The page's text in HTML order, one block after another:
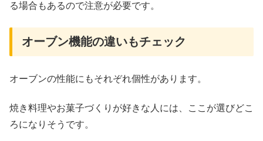
る場合もあるので注意が必要です。
オーブン機能の違いもチェック
オーブンの性能にもそれぞれ個性があります。
焼き料理やお菓子づくりが好きな人には、ここが選びどこ
ろになりそうです。